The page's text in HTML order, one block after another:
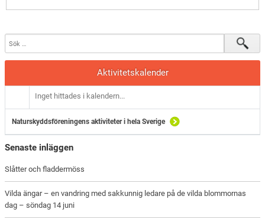
Aktivitetskalender
Inget hittades i kalendern...
Naturskyddsföreningens aktiviteter i hela Sverige
Senaste inläggen
Slåtter och fladdermöss
Vilda ängar – en vandring med sakkunnig ledare på de vilda blommornas
dag – söndag 14 juni